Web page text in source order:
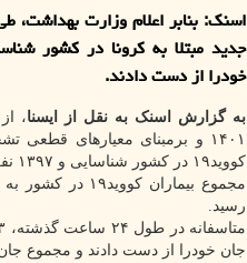
خودرا از دست دادند.
به گزارش اسنک به نقل از ایسنا
کووید۱۹ در کشور شناسایی و ۱۳۹۷ نفر از آنها بستری شدند.
رسید.